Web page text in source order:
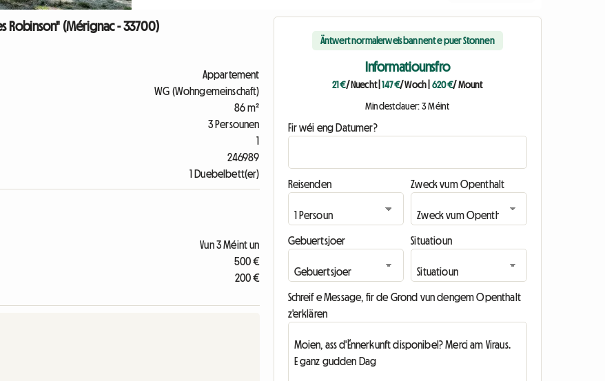
Robinson" (Mérignac - 33700)
Appartement
WG (Wohngemeinschaft)
86 m²
3 Persounen
1
246989
1 Duebelbett(er)
Vun 3 Méint un
500 €
200 €
Äntwert normalerweis bannent e puer Stonnen
Informatiounsfro
21 €/ Nuecht|147 €/ Woch 620 €/ Mount
Mindestdauer: 3 Méint
Fir wéi eng Datumer?
Reisenden Zweck vum Openthalt
Gebuertsjoer Situatioun
Schreif e Message, fir de Grond vun dengem Openthalt
z'erklären